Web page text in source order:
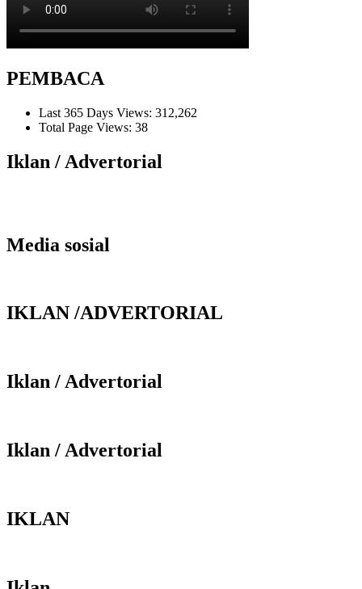
PEMBACA
Last 365 Days Views: 312,262
Total Page Views: 38
Iklan / Advertorial
Media sosial
IKLAN /ADVERTORIAL
Iklan / Advertorial
Iklan / Advertorial
IKLAN